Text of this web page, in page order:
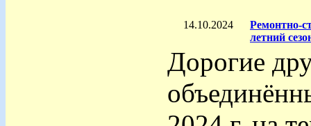
14.10.2024
Ремонтно-
летний
Дорогие